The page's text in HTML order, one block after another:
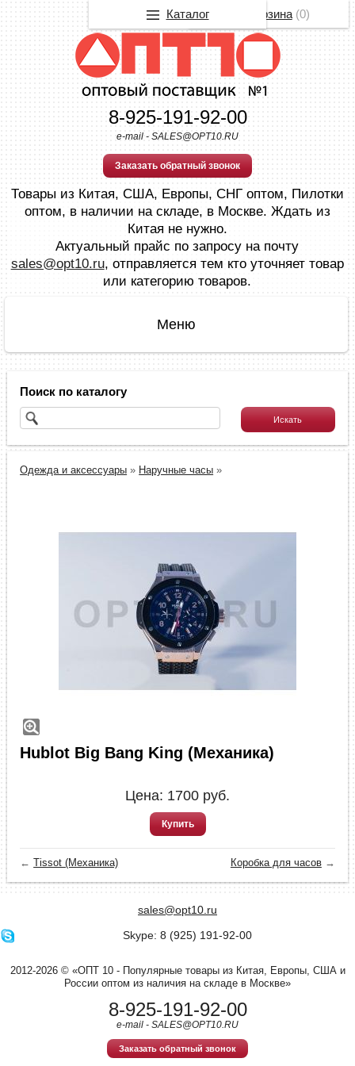
8-925-191-92-00
e-mail - SALES@OPT10.RU
Заказать обратный звонок
Товары из Китая, США, Европы, СНГ оптом, Пилотки
оптом, в наличии на складе, в Москве. Ждать из
Китая не нужно.
Актуальный прайс по запросу на почту
sales@opt10.ru, отправляется тем кто уточняет товар
или категорию товаров.
Поиск по каталогу
Одежда и аксессуары » Наручные часы »
Hublot Big Bang King (Механика)
Цена: 1700 руб.
Купить
←Tissot (Механика) Коробка для часов→
sales@opt10.ru
Skype: 8 (925) 191-92-00
2012-2026 © «ОПТ 10 - Популярные товары из Китая, Европы, США и
России оптом из наличия на складе в Москве»
8-925-191-92-00
e-mail - SALES@OPT10.RU
Заказать обратный звонок
Корзина(0)
Каталог